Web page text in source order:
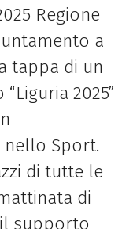
Regione
a
tappa di un
2025”
Sport.
di tutte le
di
supporto